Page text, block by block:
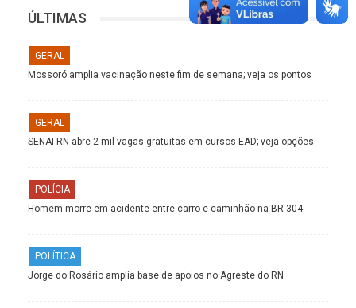
ÚLTIMAS
GERAL
Mossoró amplia vacinação neste fim de semana; veja os pontos
GERAL
SENAI-RN abre 2 mil vagas gratuitas em cursos EAD; veja opções
POLÍCIA
Homem morre em acidente entre carro e caminhão na BR-304
POLÍTICA
Jorge do Rosário amplia base de apoios no Agreste do RN